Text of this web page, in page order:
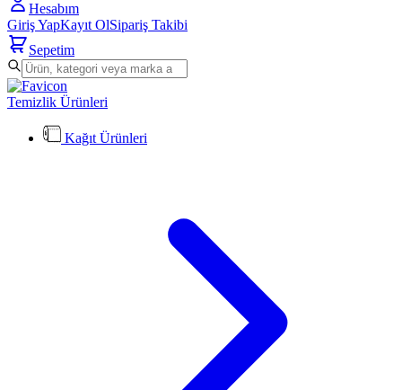
Hesabım
Giriş YapKayıt OlSipariş Takibi
Sepetim
Temizlik Ürünleri
Kağıt Ürünleri